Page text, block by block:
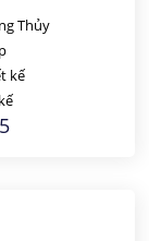
Thủy
kế